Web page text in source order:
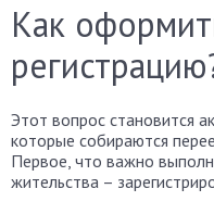
Как
Этот вопрос становится
которые собираются
Первое, что важно
жительства –